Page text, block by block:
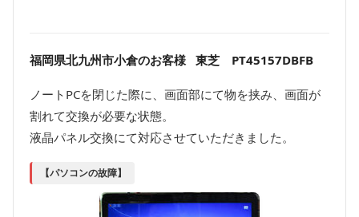
福岡県北九州市小倉のお客様 東芝 PT45157DBFB
ノートPCを閉じた際に、画面部にて物を挟み、画面が
割れて交換が必要な状態。
液晶パネル交換にて対応させていただきました。
【パソコンの故障】